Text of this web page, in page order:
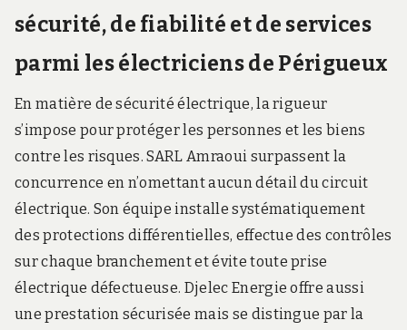
sécurité, de fiabilité et de services
parmi les électriciens de Périgueux
En matière de sécurité électrique, la rigueur
s’impose pour protéger les personnes et les biens
contre les risques. SARL Amraoui surpassent la
concurrence en n’omettant aucun détail du circuit
électrique. Son équipe installe systématiquement
des protections différentielles, effectue des contrôles
sur chaque branchement et évite toute prise
électrique défectueuse. Djelec Energie offre aussi
une prestation sécurisée mais se distingue par la